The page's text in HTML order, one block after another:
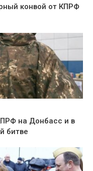
конвой от КПРФ
на Донбасс и в
битве